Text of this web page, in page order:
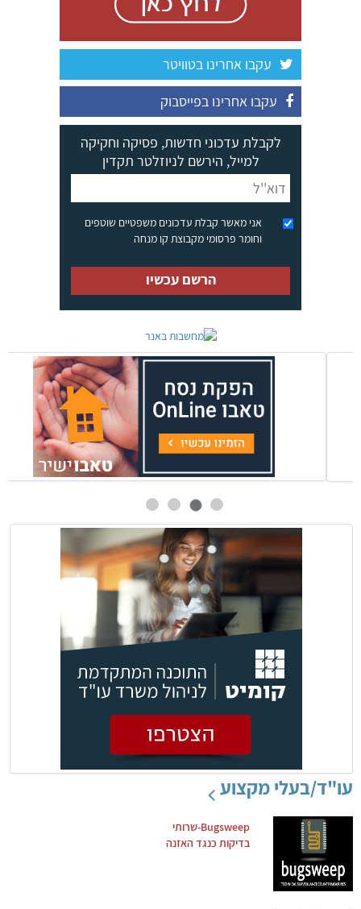
עקבו אחרינו בטוויטר
עקבו אחרינו בפייסבוק
לקבלת עדכוני חדשות, פסיקה וחקיקה
למייל, הירשם לניוזלטר תקדין
אני מאשר קבלת עדכונים משפטיים שוטפים
וחומר פרסומי מקבוצת קו מנחה
הרשם עכשיו
עו"ד/בעלי מקצוע
Bugsweep-שרותי
בדיקות כנגד האזנה